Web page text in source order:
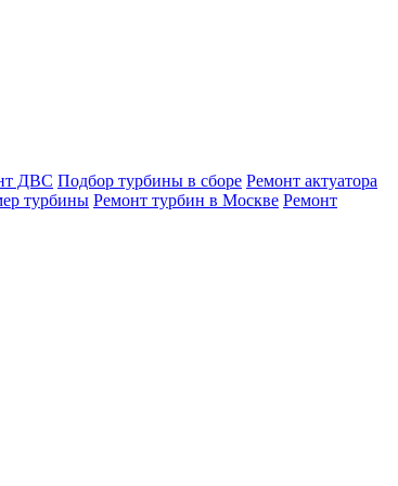
ДВС Подбор турбины в сборе Ремонт актуатора
турбины Ремонт турбин в Москве Ремонт